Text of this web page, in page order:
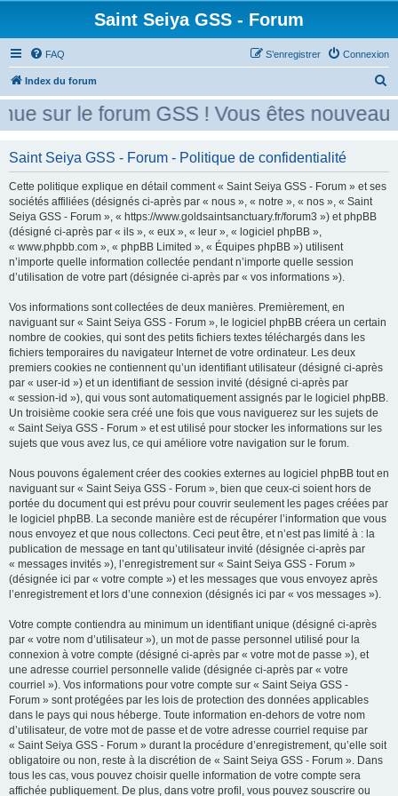
Saint Seiya GSS - Forum
FAQ Connexion
S’enregistrer
Index du forum
e
c
sur le forum GSS ! Vous êtes nouveau
Saint Seiya GSS - Forum - Politique de confidentialité
Cette politique explique en détail comment « Saint Seiya GSS - Forum » et ses
sociétés affiliées (désignés ci-après par « nous », « notre », « nos », « Saint
Seiya GSS - Forum », « https://www.goldsaintsanctuary.fr/forum3 ») et phpBB
(désigné ci-après par « ils », « eux », « leur », « logiciel phpBB »,
« www.phpbb.com », « phpBB Limited », « Équipes phpBB ») utilisent
n’importe quelle information collectée pendant n’importe quelle session
d’utilisation de votre part (désignée ci-après par « vos informations »).
Vos informations sont collectées de deux manières. Premièrement, en
naviguant sur « Saint Seiya GSS - Forum », le logiciel phpBB créera un certain
nombre de cookies, qui sont des petits fichiers textes téléchargés dans les
fichiers temporaires du navigateur Internet de votre ordinateur. Les deux
premiers cookies ne contiennent qu’un identifiant utilisateur (désigné ci-après
par « user-id ») et un identifiant de session invité (désigné ci-après par
« session-id »), qui vous sont automatiquement assignés par le logiciel phpBB.
Un troisième cookie sera créé une fois que vous naviguerez sur les sujets de
« Saint Seiya GSS - Forum » et est utilisé pour stocker les informations sur les
sujets que vous avez lus, ce qui améliore votre navigation sur le forum.
Nous pouvons également créer des cookies externes au logiciel phpBB tout en
naviguant sur « Saint Seiya GSS - Forum », bien que ceux-ci soient hors de
portée du document qui est prévu pour couvrir seulement les pages créées par
le logiciel phpBB. La seconde manière est de récupérer l’information que vous
nous envoyez et que nous collectons. Ceci peut être, et n’est pas limité à : la
publication de message en tant qu’utilisateur invité (désignée ci-après par
« messages invités »), l’enregistrement sur « Saint Seiya GSS - Forum »
(désignée ici par « votre compte ») et les messages que vous envoyez après
l’enregistrement et lors d’une connexion (désignés ici par « vos messages »).
Votre compte contiendra au minimum un identifiant unique (désigné ci-après
par « votre nom d’utilisateur »), un mot de passe personnel utilisé pour la
connexion à votre compte (désigné ci-après par « votre mot de passe »), et
une adresse courriel personnelle valide (désignée ci-après par « votre
courriel »). Vos informations pour votre compte sur « Saint Seiya GSS -
Forum » sont protégées par les lois de protection des données applicables
dans le pays qui nous héberge. Toute information en-dehors de votre nom
d’utilisateur, de votre mot de passe et de votre adresse courriel requise par
« Saint Seiya GSS - Forum » durant la procédure d’enregistrement, qu’elle soit
obligatoire ou non, reste à la discrétion de « Saint Seiya GSS - Forum ». Dans
tous les cas, vous pouvez choisir quelle information de votre compte sera
affichée publiquement. De plus, dans votre profil, vous pouvez souscrire ou